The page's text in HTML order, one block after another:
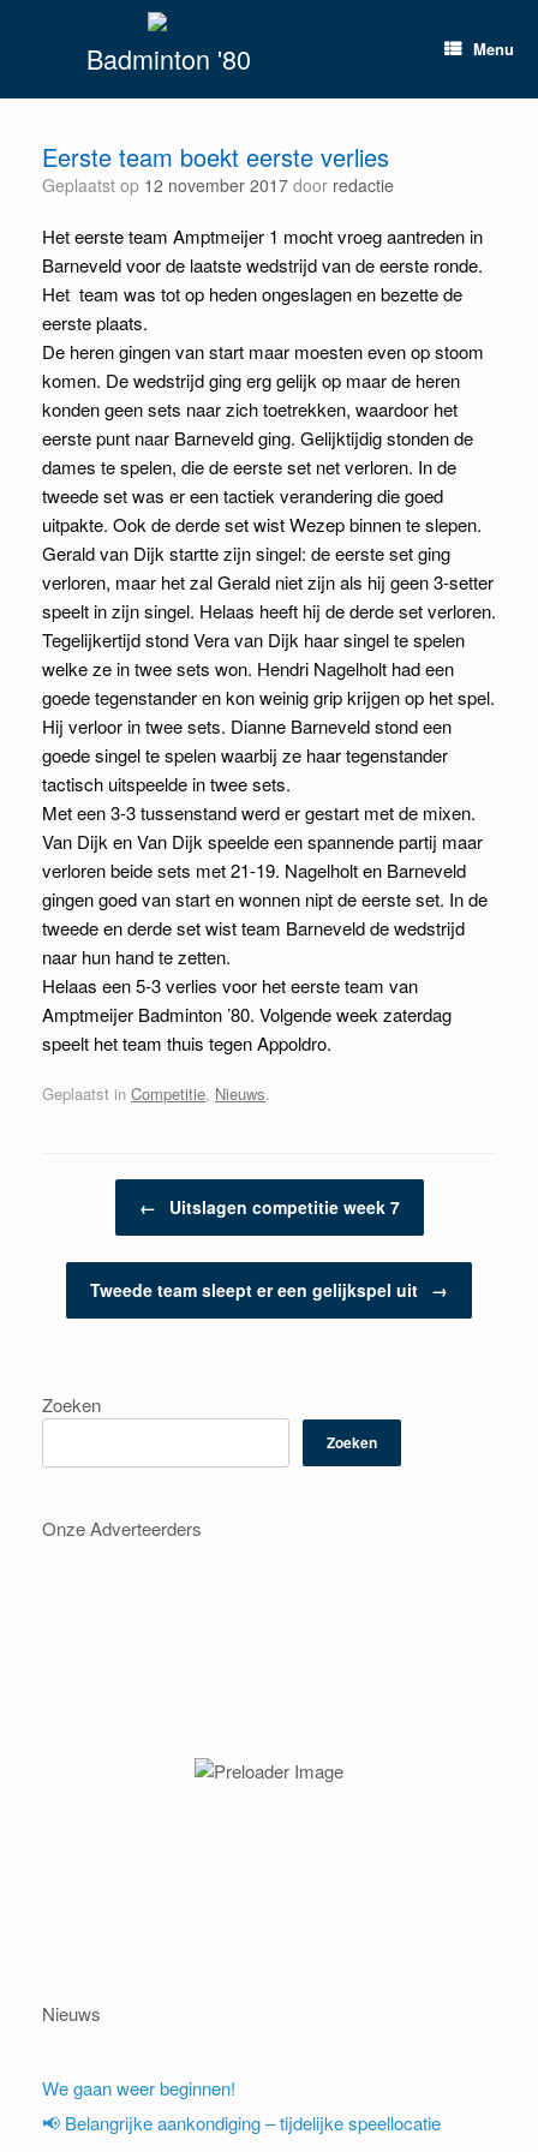
Badminton '80 Menu
Eerste team boekt eerste verlies
Geplaatst op 12 november 2017 door redactie
Het eerste team Amptmeijer 1 mocht vroeg aantreden in
Barneveld voor de laatste wedstrijd van de eerste ronde.
Het team was tot op heden ongeslagen en bezette de
eerste plaats.
De heren gingen van start maar moesten even op stoom
komen. De wedstrijd ging erg gelijk op maar de heren
konden geen sets naar zich toetrekken, waardoor het
eerste punt naar Barneveld ging. Gelijktijdig stonden de
dames te spelen, die de eerste set net verloren. In de
tweede set was er een tactiek verandering die goed
uitpakte. Ook de derde set wist Wezep binnen te slepen.
Gerald van Dijk startte zijn singel: de eerste set ging
verloren, maar het zal Gerald niet zijn als hij geen 3-setter
speelt in zijn singel. Helaas heeft hij de derde set verloren.
Tegelijkertijd stond Vera van Dijk haar singel te spelen
welke ze in twee sets won. Hendri Nagelholt had een
goede tegenstander en kon weinig grip krijgen op het spel.
Hij verloor in twee sets. Dianne Barneveld stond een
goede singel te spelen waarbij ze haar tegenstander
tactisch uitspeelde in twee sets.
Met een 3-3 tussenstand werd er gestart met de mixen.
Van Dijk en Van Dijk speelde een spannende partij maar
verloren beide sets met 21-19. Nagelholt en Barneveld
gingen goed van start en wonnen nipt de eerste set. In de
tweede en derde set wist team Barneveld de wedstrijd
naar hun hand te zetten.
Helaas een 5-3 verlies voor het eerste team van
Amptmeijer Badminton ’80. Volgende week zaterdag
speelt het team thuis tegen Appoldro.
Geplaatst in Competitie, Nieuws.
Berichtnavigatie
← Uitslagen competitie week 7
Tweede team sleept er een gelijkspel uit →
Zoeken
Zoeken
Onze Adverteerders
Nieuws
We gaan weer beginnen!
📢 Belangrijke aankondiging – tijdelijke speellocatie